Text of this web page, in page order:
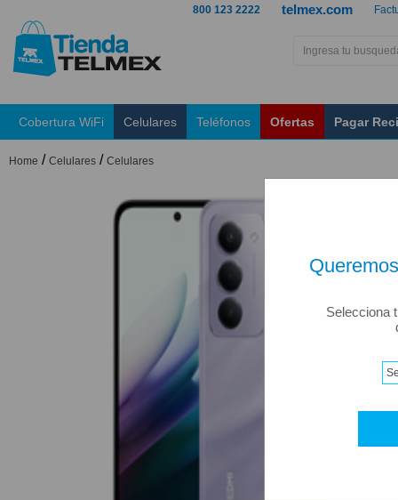
Selecciona
telmex.com
800 123 2222
Cobertura WiFi Celulares Teléfonos Ofertas Pagar
Home / Celulares / Celulares